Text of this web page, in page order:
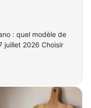
: quel modèle de
juillet 2026 Choisir